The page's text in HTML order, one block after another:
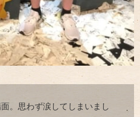
。思わず涙してしまいまし